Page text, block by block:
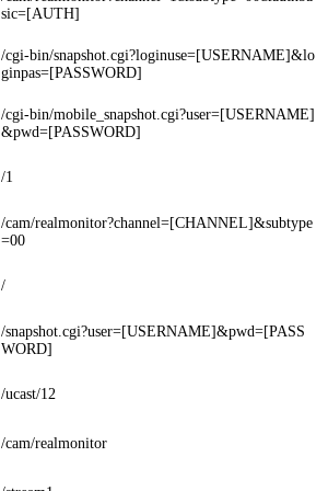
sic=[AUTH]
/cgi-bin/snapshot.cgi?loginuse=[USERNAME]&lo
ginpas=[PASSWORD]
/cgi-bin/mobile_snapshot.cgi?user=[USERNAME]
&pwd=[PASSWORD]
/1
/cam/realmonitor?channel=[CHANNEL]&subtype
=00
/
/snapshot.cgi?user=[USERNAME]&pwd=[PASS
WORD]
/ucast/12
/cam/realmonitor